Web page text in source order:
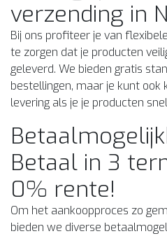
verzending in
Bij ons profiteer je van
te zorgen dat je producten
geleverd. We bieden gratis
bestellingen, maar je kunt ook
levering als je je producten
Betaal in 3
0% rente!
Om het aankoopproces zo
bieden we diverse